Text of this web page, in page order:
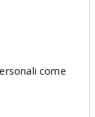
come